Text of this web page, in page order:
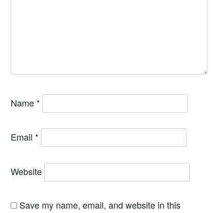
Name *
Email *
Website
Save my name, email, and website in this